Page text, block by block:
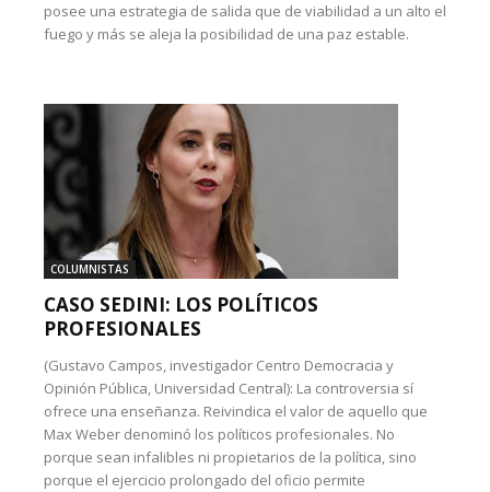
posee una estrategia de salida que de viabilidad a un alto el
fuego y más se aleja la posibilidad de una paz estable.
COLUMNISTAS
CASO SEDINI: LOS POLÍTICOS
PROFESIONALES
(Gustavo Campos, investigador Centro Democracia y
Opinión Pública, Universidad Central): La controversia sí
ofrece una enseñanza. Reivindica el valor de aquello que
Max Weber denominó los políticos profesionales. No
porque sean infalibles ni propietarios de la política, sino
porque el ejercicio prolongado del oficio permite